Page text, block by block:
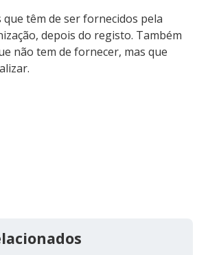
têm de ser fornecidos pela
depois do registo. Também
não tem de fornecer, mas que